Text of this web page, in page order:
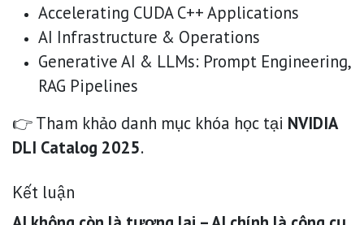
Accelerating CUDA C++ Applications
AI Infrastructure & Operations
Generative AI & LLMs: Prompt Engineering,
RAG Pipelines
👉 Tham khảo danh mục khóa học tại NVIDIA
DLI Catalog 2025.
Kết luận